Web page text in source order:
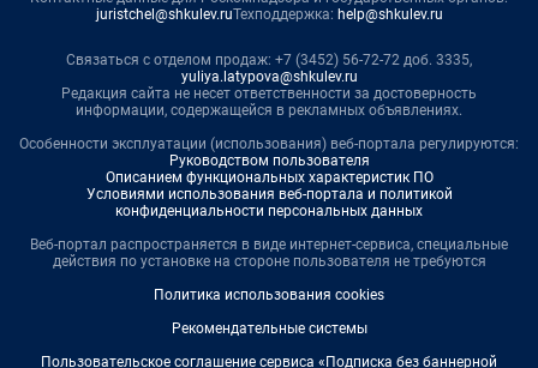
juristchel@shkulev.ruТехподдержка: help@shkulev.ru
Связаться с отделом продаж: +7 (3452) 56-72-72 доб. 3335,
yuliya.latypova@shkulev.ru
Редакция сайта не несет ответственности за достоверность
информации, содержащейся в рекламных объявлениях.
Особенности эксплуатации (использования) веб-портала регулируются:
Руководством пользователя
Описанием функциональных характеристик ПО
Условиями использования веб-портала и политикой
конфиденциальности персональных данных
Веб-портал распространяется в виде интернет-сервиса, специальные
действия по установке на стороне пользователя не требуются
Политика использования cookies
Рекомендательные системы
Пользовательское соглашение сервиса «Подписка без баннерной